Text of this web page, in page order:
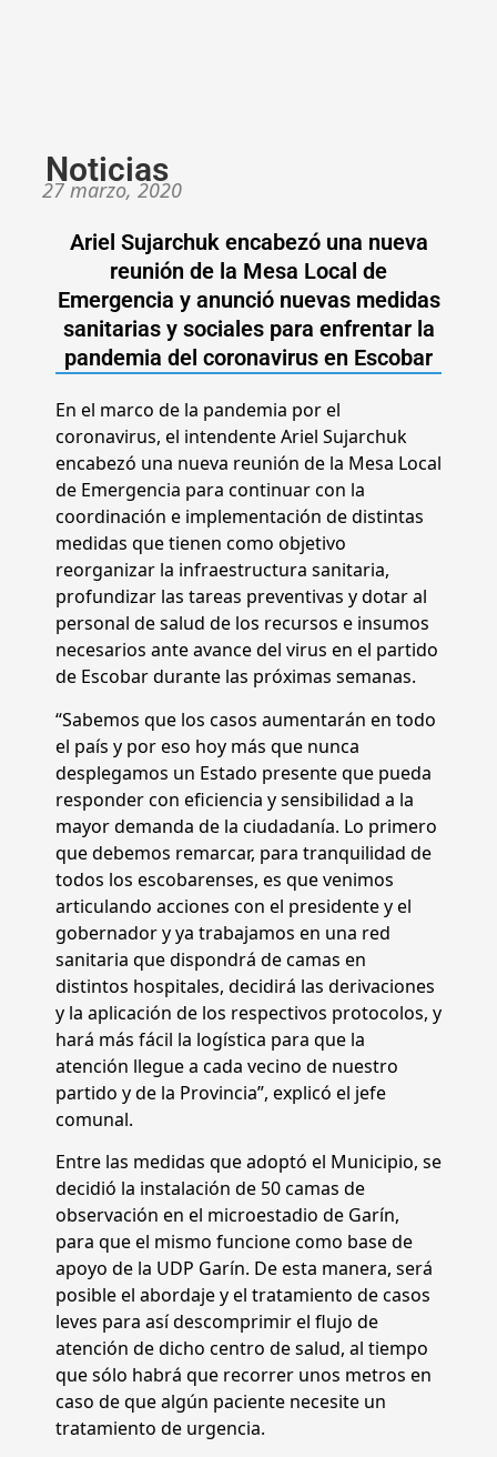
Noticias
27 marzo, 2020
Ariel Sujarchuk encabezó una nueva
reunión de la Mesa Local de
Emergencia y anunció nuevas medidas
sanitarias y sociales para enfrentar la
pandemia del coronavirus en Escobar
En el marco de la pandemia por el
coronavirus, el intendente Ariel Sujarchuk
encabezó una nueva reunión de la Mesa Local
de Emergencia para continuar con la
coordinación e implementación de distintas
medidas que tienen como objetivo
reorganizar la infraestructura sanitaria,
profundizar las tareas preventivas y dotar al
personal de salud de los recursos e insumos
necesarios ante avance del virus en el partido
de Escobar durante las próximas semanas.
“Sabemos que los casos aumentarán en todo
el país y por eso hoy más que nunca
desplegamos un Estado presente que pueda
responder con eficiencia y sensibilidad a la
mayor demanda de la ciudadanía. Lo primero
que debemos remarcar, para tranquilidad de
todos los escobarenses, es que venimos
articulando acciones con el presidente y el
gobernador y ya trabajamos en una red
sanitaria que dispondrá de camas en
distintos hospitales, decidirá las derivaciones
y la aplicación de los respectivos protocolos, y
hará más fácil la logística para que la
atención llegue a cada vecino de nuestro
partido y de la Provincia”, explicó el jefe
comunal.
Entre las medidas que adoptó el Municipio, se
decidió la instalación de 50 camas de
observación en el microestadio de Garín,
para que el mismo funcione como base de
apoyo de la UDP Garín. De esta manera, será
posible el abordaje y el tratamiento de casos
leves para así descomprimir el flujo de
atención de dicho centro de salud, al tiempo
que sólo habrá que recorrer unos metros en
caso de que algún paciente necesite un
tratamiento de urgencia.